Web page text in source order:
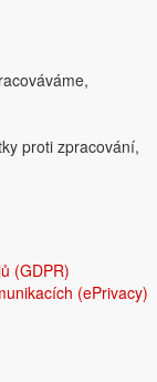
proti zpracování,
(GDPR)
(ePrivacy)